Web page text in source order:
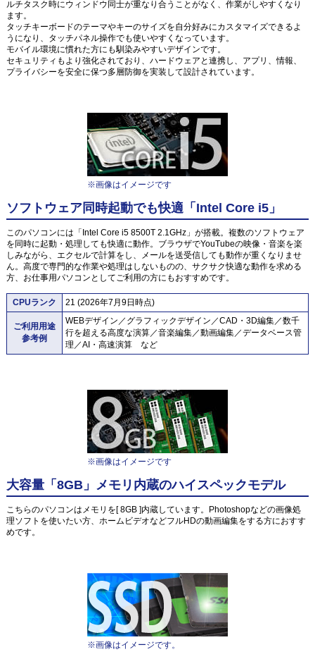
ルチタスク時にウィンドウ同士が重なり合うことがなく、作業がしやすくなり
ます。
タッチキーボードのテーマやキーのサイズを自分好みにカスタマイズできるよ
うになり、タッチパネル操作でも使いやすくなっています。
モバイル環境に慣れた方にも馴染みやすいデザインです。
セキュリティもより強化されており、ハードウェアと連携し、アプリ、情報、
プライバシーを安全に保つ多層防御を実装して設計されています。
※画像はイメージです
ソフトウェア同時起動でも快適「Intel Core i5」
このパソコンには「Intel Core i5 8500T 2.1GHz」が搭載。複数のソフトウェア
を同時に起動・処理しても快適に動作。ブラウザでYouTubeの映像・音楽を楽
しみながら、エクセルで計算をし、メールを送受信しても動作が重くなりませ
ん。高度で専門的な作業や処理はしないものの、サクサク快適な動作を求める
方、お仕事用パソコンとしてご利用の方にもおすすめです。
CPUランク 21 (2026年7月9日時点)
ご利用用途
参考例
WEBデザイン／グラフィックデザイン／CAD・3D編集／数千
行を超える高度な演算／音楽編集／動画編集／データベース管
理／AI・高速演算 など
※画像はイメージです
大容量「8GB」メモリ内蔵のハイスペックモデル
こちらのパソコンはメモリを[ 8GB ]内蔵しています。Photoshopなどの画像処
理ソフトを使いたい方、ホームビデオなどフルHDの動画編集をする方におすす
めです。
※画像はイメージです。